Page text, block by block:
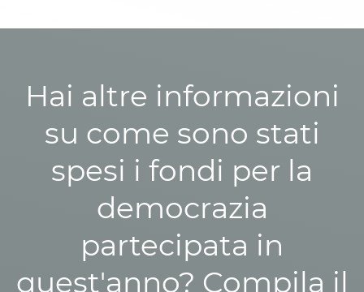
Hai altre informazioni
su come sono stati
spesi i fondi per la
democrazia
partecipata in
quest'anno? Compila il